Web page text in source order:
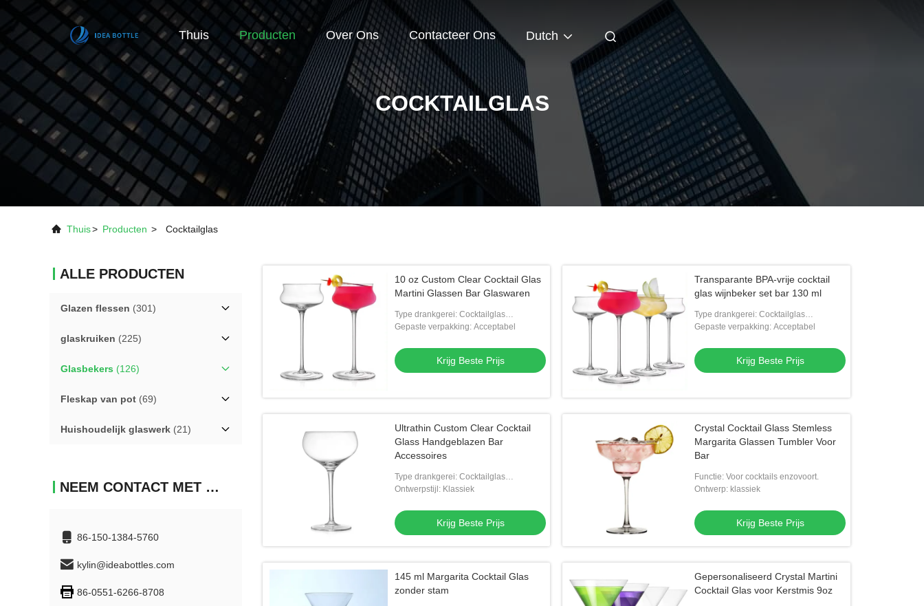
Thuis Producten Over Ons Contacteer Ons Dutch
COCKTAILGLAS
Thuis> Producten > Cocktailglas
ALLE PRODUCTEN
Glazen flessen (301)
glaskruiken (225)
Glasbekers (126)
Fleskap van pot (69)
Huishoudelijk glaswerk (21)
NEEM CONTACT MET ONS OP
86-150-1384-5760
kylin@ideabottles.com
86-0551-6266-8708
10 oz Custom Clear Cocktail Glas
Martini Glassen Bar Glaswaren
Type drankgerei: Cocktailglas
Cocktailbeker
Gepaste verpakking: Acceptabel
Krijg Beste Prijs
Transparante BPA-vrije cocktail
glas wijnbeker set bar 130 ml
Type drankgerei: Cocktailglas
Cocktailbeker
Gepaste verpakking: Acceptabel
Krijg Beste Prijs
Ultrathin Custom Clear Cocktail
Glass Handgeblazen Bar
Accessoires
Type drankgerei: Cocktailglas
Cocktailbeker
Ontwerpstijl: Klassiek
Krijg Beste Prijs
Crystal Cocktail Glass Stemless
Margarita Glassen Tumbler Voor
Bar
Functie: Voor cocktails enzovoort.
Ontwerp: klassiek
Krijg Beste Prijs
145 ml Margarita Cocktail Glas
zonder stam
Gepersonaliseerd Crystal Martini
Cocktail Glas voor Kerstmis 9oz